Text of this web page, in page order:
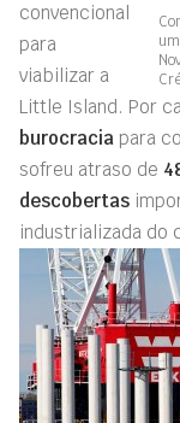
convencional
para
viabilizar a
Little Island. Por
burocracia para
sofreu atraso de
descobertas
industrializada do